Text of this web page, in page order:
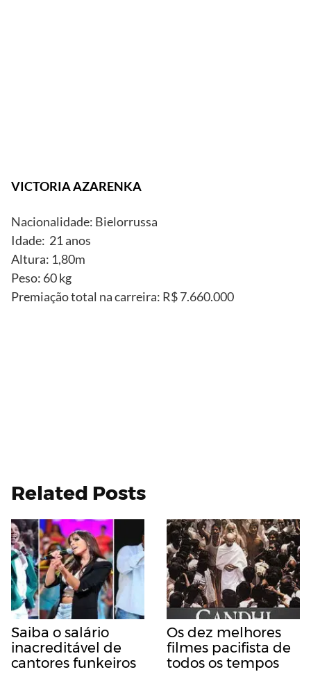
VICTORIA AZARENKA
Nacionalidade: Bielorrussa
Idade: 21 anos
Altura: 1,80m
Peso: 60 kg
Premiação total na carreira: R$ 7.660.000
Related Posts
Saiba o salário
inacreditável de
cantores funkeiros
Os dez melhores
filmes pacifista de
todos os tempos